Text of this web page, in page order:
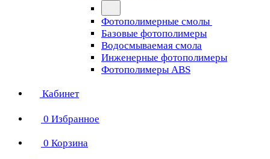
Фотополимерные смолы
Базовые фотополимеры
Водосмываемая смола
Инженерные фотополимеры
Фотополимеры ABS
Кабинет
0 Избранное
0 Корзина